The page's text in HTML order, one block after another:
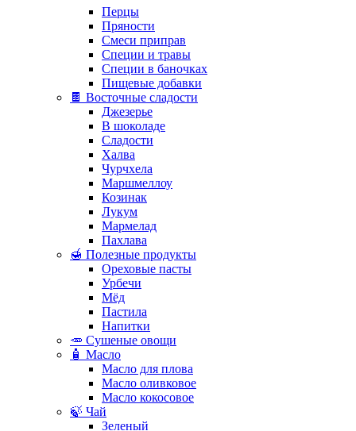
Перцы
Пряности
Смеси приправ
Специи и травы
Специи в баночках
Пищевые добавки
🍫 Восточные сладости
Джезерье
В шоколаде
Сладости
Халва
Чурчхела
Маршмеллоу
Козинак
Лукум
Мармелад
Пахлава
🍯 Полезные продукты
Ореховые пасты
Урбечи
Мёд
Пастила
Напитки
🥕 Сушеные овощи
🧴 Масло
Масло для плова
Масло оливковое
Масло кокосовое
🍃 Чай
Зеленый